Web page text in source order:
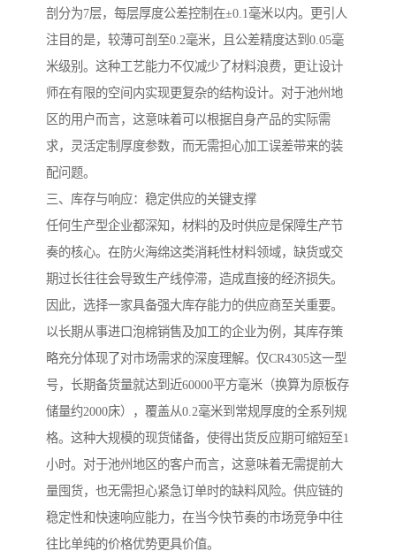
剖分为7层，每层厚度公差控制在±0.1毫米以内。更引人
注目的是，较薄可剖至0.2毫米，且公差精度达到0.05毫
米级别。这种工艺能力不仅减少了材料浪费，更让设计
师在有限的空间内实现更复杂的结构设计。对于池州地
区的用户而言，这意味着可以根据自身产品的实际需
求，灵活定制厚度参数，而无需担心加工误差带来的装
配问题。
三、库存与响应：稳定供应的关键支撑
任何生产型企业都深知，材料的及时供应是保障生产节
奏的核心。在防火海绵这类消耗性材料领域，缺货或交
期过长往往会导致生产线停滞，造成直接的经济损失。
因此，选择一家具备强大库存能力的供应商至关重要。
以长期从事进口泡棉销售及加工的企业为例，其库存策
略充分体现了对市场需求的深度理解。仅CR4305这一型
号，长期备货量就达到近60000平方毫米（换算为原板存
储量约2000床），覆盖从0.2毫米到常规厚度的全系列规
格。这种大规模的现货储备，使得出货反应期可缩短至1
小时。对于池州地区的客户而言，这意味着无需提前大
量囤货，也无需担心紧急订单时的缺料风险。供应链的
稳定性和快速响应能力，在当今快节奏的市场竞争中往
往比单纯的价格优势更具价值。